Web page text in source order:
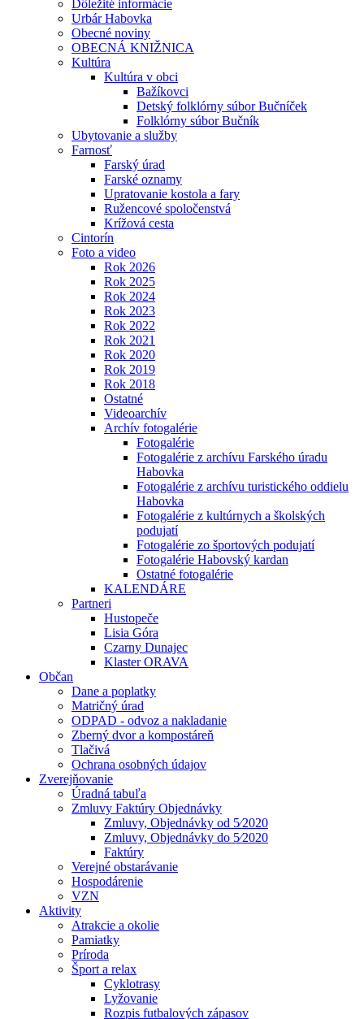
Dôležité informácie
Urbár Habovka
Obecné noviny
OBECNÁ KNIŽNICA
Kultúra
Kultúra v obci
Bažíkovci
Detský folklórny súbor Bučníček
Folklórny súbor Bučník
Ubytovanie a služby
Farnosť
Farský úrad
Farské oznamy
Upratovanie kostola a fary
Ružencové spoločenstvá
Krížová cesta
Cintorín
Foto a video
Rok 2026
Rok 2025
Rok 2024
Rok 2023
Rok 2022
Rok 2021
Rok 2020
Rok 2019
Rok 2018
Ostatné
Videoarchív
Archív fotogalérie
Fotogalérie
Fotogalérie z archívu Farského úradu
Habovka
Fotogalérie z archívu turistického oddielu
Habovka
Fotogalérie z kultúrnych a školských
podujatí
Fotogalérie zo športových podujatí
Fotogalérie Habovský kardan
Ostatné fotogalérie
KALENDÁRE
Partneri
Hustopeče
Lisia Góra
Czarny Dunajec
Klaster ORAVA
Občan
Dane a poplatky
Matričný úrad
ODPAD - odvoz a nakladanie
Zberný dvor a kompostáreň
Tlačivá
Ochrana osobných údajov
Zverejňovanie
Úradná tabuľa
Zmluvy Faktúry Objednávky
Zmluvy, Objednávky od 5⁄2020
Zmluvy, Objednávky do 5⁄2020
Faktúry
Verejné obstarávanie
Hospodárenie
VZN
Aktivity
Atrakcie a okolie
Pamiatky
Príroda
Šport a relax
Cyklotrasy
Lyžovanie
Rozpis futbalových zápasov